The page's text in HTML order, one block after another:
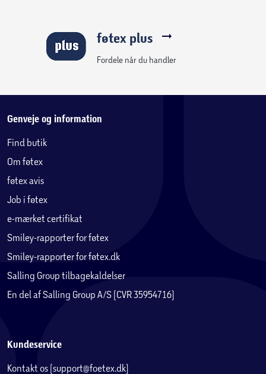
føtex plus
Fordele når du handler
Genveje og information
Find butik
Om føtex
føtex avis
Job i føtex
e-mærket certifikat
Smiley-rapporter for føtex
Smiley-rapporter for føtex.dk
Salling Group tilbagekaldelser
En del af Salling Group A/S (CVR 35954716)
Kundeservice
Kontakt os (support@foetex.dk)